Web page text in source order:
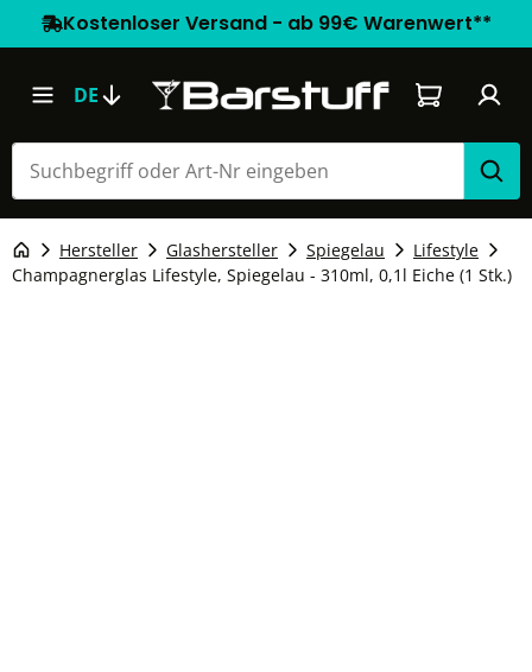
Kostenloser Versand - ab 99€ Warenwert**
DE Warenkorb
Hersteller Glashersteller Spiegelau
Lifestyle
Champagnerglas Lifestyle, Spiegelau - 310ml, 0,1l Eiche (1 Stk.)